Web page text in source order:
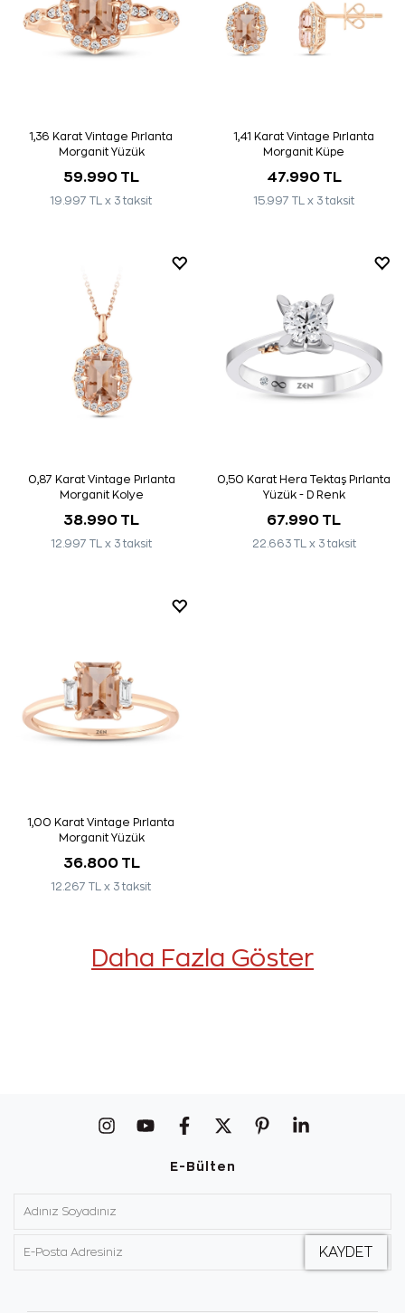
1,36 Karat Vintage Pırlanta
Morganit Yüzük
59.990 TL
19.997 TL x 3 taksit
1,41 Karat Vintage Pırlanta
Morganit Küpe
47.990 TL
15.997 TL x 3 taksit
0,87 Karat Vintage Pırlanta
Morganit Kolye
38.990 TL
12.997 TL x 3 taksit
0,50 Karat Hera Tektaş Pırlanta
Yüzük - D Renk
67.990 TL
22.663 TL x 3 taksit
1,00 Karat Vintage Pırlanta
Morganit Yüzük
36.800 TL
12.267 TL x 3 taksit
Daha Fazla Göster
E-Bülten